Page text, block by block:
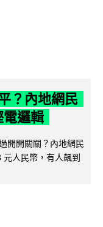
？內地網民
電邏輯
開開關關？內地網民
人民幣，有人飆到